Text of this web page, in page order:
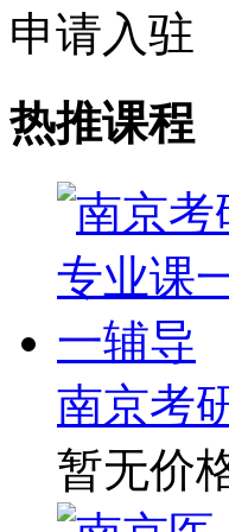
申请入驻
热推课程
南京考
暂无价